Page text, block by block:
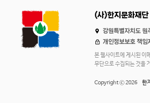
(사)한지문화재단
강원특별자치도
개인정보보호 책임
본 웹사이트에 게시된 이
무단으로 수집되는 것을
Copyright ⓒ 2026 한